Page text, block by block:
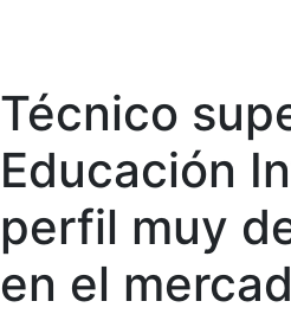
Técnico
Educación
perfil muy
en el